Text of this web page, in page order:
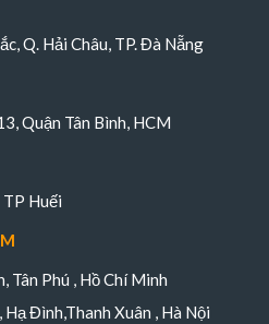
Q. Hải Châu, TP. Đà Nẵng
Quận Tân Bình, HCM
TP Huếi
Tân Phú , Hồ Chí Minh
Đình,Thanh Xuân , Hà Nội